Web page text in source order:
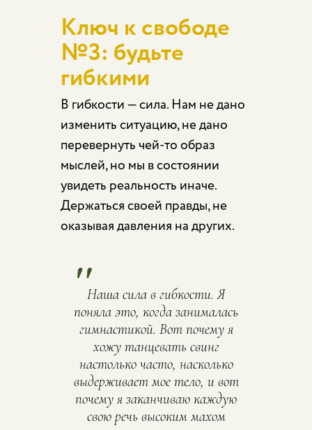
В гибкости — сила. Нам не дано
изменить ситуацию, не дано
перевернуть чей-то образ
мыслей, но мы в состоянии
увидеть реальность иначе.
Держаться своей правды, не
оказывая давления на других.
Ключ к свободе
№3: будьте
гибкими
Наша сила в гибкости. Я
поняла это, когда занималась
гимнастикой. Вот почему я
хожу танцевать свинг
настолько часто, насколько
выдерживает мое тело, и вот
почему я заканчиваю каждую
свою речь высоким махом
"